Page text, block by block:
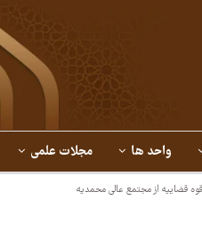
واحد ها مجلات علمی
قضاییه از مجتمع عالی محمدیه